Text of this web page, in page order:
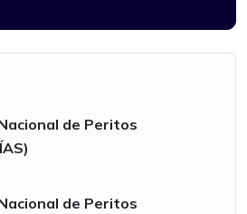
de Peritos
de Peritos